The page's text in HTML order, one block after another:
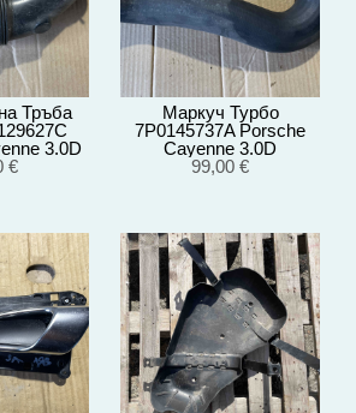
Тръба
3.0D
2012
€
Маркуч Турбо
7P0145737A Porsche
Cayenne 3.0D
92A/EG22/2012
99,00 €